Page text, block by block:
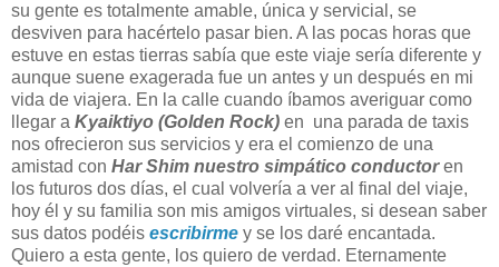
su gente es totalmente amable, única y servicial, se
desviven para hacértelo pasar bien. A las pocas horas que
estuve en estas tierras sabía que este viaje sería diferente y
aunque suene exagerada fue un antes y un después en mi
vida de viajera. En la calle cuando íbamos averiguar como
llegar a Kyaiktiyo (Golden Rock) en una parada de taxis
nos ofrecieron sus servicios y era el comienzo de una
amistad con Har Shim nuestro simpático conductoren
los futuros dos días, el cual volvería a ver al final del viaje,
hoy él y su familia son mis amigos virtuales, si desean saber
sus datos podéis escribirme y se los daré encantada.
Quiero a esta gente, los quiero de verdad. Eternamente